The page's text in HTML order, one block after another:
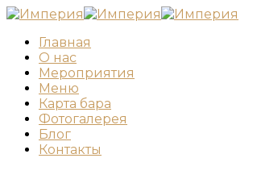
Главная
О нас
Мероприятия
Меню
Карта бара
Фотогалерея
Блог
Контакты